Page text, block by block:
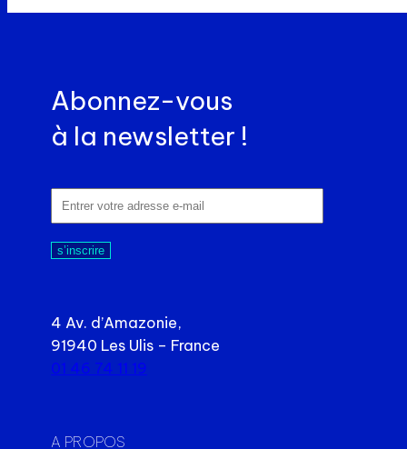
Abonnez-vous
à la newsletter !
s’inscrire
4 Av. d’Amazonie,
91940 Les Ulis – France
01 46 74 11 19
A PROPOS